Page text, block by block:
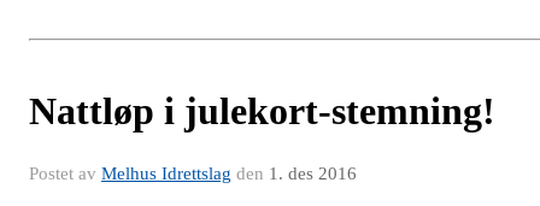
Nattløp i julekort-stemning!
Postet av Melhus Idrettslag den 1. des 2016